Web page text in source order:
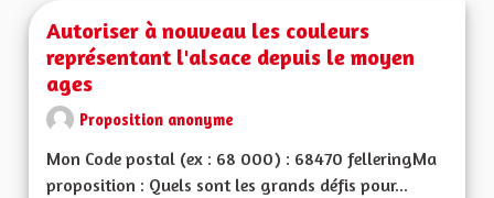
Autoriser à nouveau les couleurs
représentant l'alsace depuis le moyen
ages
Proposition anonyme
Mon Code postal (ex : 68 000) : 68470 felleringMa
proposition : Quels sont les grands défis pour...